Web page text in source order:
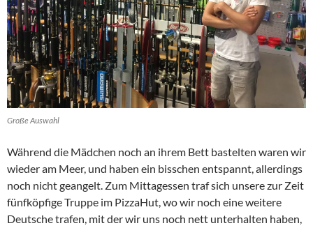
Große Auswahl
Während die Mädchen noch an ihrem Bett bastelten waren wir
wieder am Meer, und haben ein bisschen entspannt, allerdings
noch nicht geangelt. Zum Mittagessen traf sich unsere zur Zeit
fünfköpfige Truppe im PizzaHut, wo wir noch eine weitere
Deutsche trafen, mit der wir uns noch nett unterhalten haben,